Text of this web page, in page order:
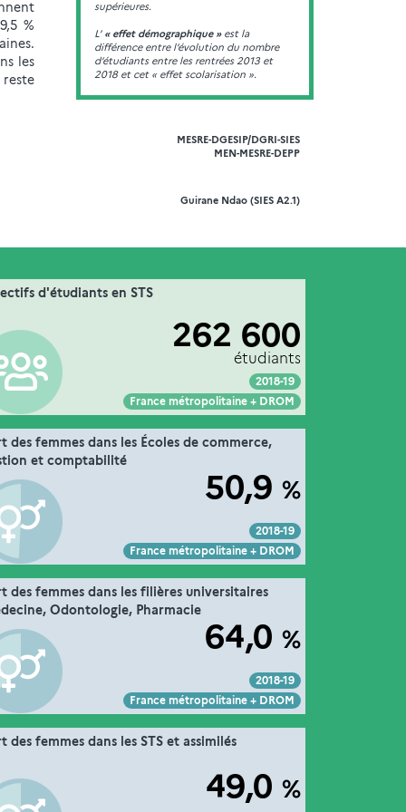
%
les
supérieures.
L’« effet démographique » est la
différence entre l’évolution du nombre
d’étudiants entre les rentrées 2013 et
2018 et cet « effet scolarisation ».
MESRE-DGESIP/DGRI-SIES
MEN-MESRE-DEPP
Guirane Ndao (SIES A2.1)
d'étudiants en STS
262 600
étudiants
2018-19
France métropolitaine + DROM
Voir :
Intégrer :
Partager :
11. les étudiants en formation dans
Couverture :
dans les universités
Source :
MESRE-DGESIP/DGRI-SIES
des femmes dans les Écoles de commerce,
et comptabilité
50,9 %
2018-19
France métropolitaine + DROM
Voir :
Intégrer :
Partager :
Extrait de la fiche "
11. les étudiants en formation dans
Source :
MESRE-DGESIP/DGRI-SIES
des femmes dans les filières universitaires
Odontologie, Pharmacie
64,0 %
2018-19
France métropolitaine + DROM
Voir :
Intégrer :
Partager :
Extrait de la fiche "
11. les étudiants en formation dans
l’enseignement supérieur
".
Source :
MESRE-DGESIP/DGRI-SIES
des femmes dans les STS et assimilés
49,0 %
Extrait de la fiche "
11. les étudiants en formation dans
Source :
MESRE-DGESIP/DGRI-SIES